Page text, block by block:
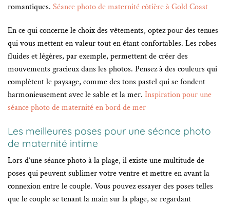
romantiques. Séance photo de maternité côtière à Gold Coast
En ce qui concerne le choix des vêtements, optez pour des tenues
qui vous mettent en valeur tout en étant confortables. Les robes
fluides et légères, par exemple, permettent de créer des
mouvements gracieux dans les photos. Pensez à des couleurs qui
complètent le paysage, comme des tons pastel qui se fondent
harmonieusement avec le sable et la mer. Inspiration pour une
séance photo de maternité en bord de mer
Les meilleures poses pour une séance photo
de maternité intime
Lors d’une séance photo à la plage, il existe une multitude de
poses qui peuvent sublimer votre ventre et mettre en avant la
connexion entre le couple. Vous pouvez essayer des poses telles
que le couple se tenant la main sur la plage, se regardant